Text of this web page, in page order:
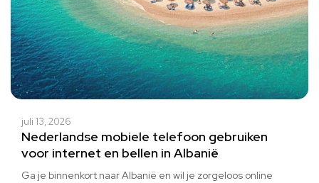
juli 13, 2026
Nederlandse mobiele telefoon gebruiken
voor internet en bellen in Albanië
Ga je binnenkort naar Albanië en wil je zorgeloos online